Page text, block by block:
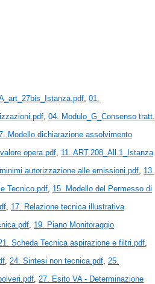
, 01.
, 04. Modulo_G_Consenso tratt.
Modello dichiarazione assolvimento
opera.pdf, 11. ART.208_All.1_Istanza
autorizzazione alle emissioni.pdf, 13.
Tecnico.pdf, 15. Modello del Permesso di
, 17. Relazione tecnica illustrativa
, 19. Piano Monitoraggio
Scheda Tecnica aspirazione e filtri.pdf,
, 24. Sintesi non tecnica.pdf, 25.
, 27. Esito VA - Determinazione